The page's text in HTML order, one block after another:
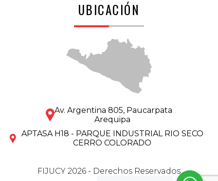
UBICACIÓN
Av. Argentina 805, Paucarpata
Arequipa
APTASA H18 - PARQUE INDUSTRIAL RIO SECO
CERRO COLORADO
FIJUCY 2026 - Derechos Reservados